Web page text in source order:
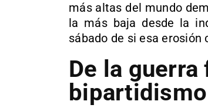
más altas del mundo
la más baja desde la
sábado de si esa erosión
De la guerra